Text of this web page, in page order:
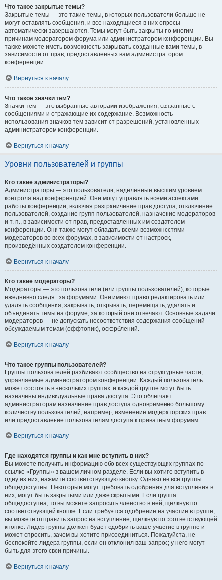
Что такое закрытые темы?
Закрытые темы — это такие темы, в которых пользователи больше не
могут оставлять сообщения, и все находящиеся в них опросы
автоматически завершаются. Темы могут быть закрыты по многим
причинам модератором форума или администратором конференции. Вы
также можете иметь возможность закрывать созданные вами темы, в
зависимости от прав, предоставленных вам администратором
конференции.
Вернуться к началу
Что такое значки тем?
Значки тем — это выбранные авторами изображения, связанные с
сообщениями и отражающие их содержание. Возможность
использования значков тем зависит от разрешений, установленных
администратором конференции.
Вернуться к началу
Уровни пользователей и группы
Кто такие администраторы?
Администраторы — это пользователи, наделённые высшим уровнем
контроля над конференцией. Они могут управлять всеми аспектами
работы конференции, включая разграничение прав доступа, отключение
пользователей, создание групп пользователей, назначение модераторов
и т. п., в зависимости от прав, предоставленных им создателем
конференции. Они также могут обладать всеми возможностями
модераторов во всех форумах, в зависимости от настроек,
произведённых создателем конференции.
Вернуться к началу
Кто такие модераторы?
Модераторы — это пользователи (или группы пользователей), которые
ежедневно следят за форумами. Они имеют право редактировать или
удалять сообщения, закрывать, открывать, перемещать, удалять и
объединять темы на форуме, за который они отвечают. Основные задачи
модераторов — не допускать несоответствия содержания сообщений
обсуждаемым темам (оффтопик), оскорблений.
Вернуться к началу
Что такое группы пользователей?
Группы пользователей разбивают сообщество на структурные части,
управляемые администратором конференции. Каждый пользователь
может состоять в нескольких группах, и каждой группе могут быть
назначены индивидуальные права доступа. Это облегчает
администраторам назначение прав доступа одновременно большому
количеству пользователей, например, изменение модераторских прав
или предоставление пользователям доступа к приватным форумам.
Вернуться к началу
Где находятся группы и как мне вступить в них?
Вы можете получить информацию обо всех существующих группах по
ссылке «Группы» в вашем личном разделе. Если вы хотите вступить в
одну из них, нажмите соответствующую кнопку. Однако не все группы
общедоступны. Некоторые могут требовать одобрения для вступления в
них, могут быть закрытыми или даже скрытыми. Если группа
общедоступна, то вы можете запросить членство в ней, щёлкнув по
соответствующей кнопке. Если требуется одобрение на участие в группе,
вы можете отправить запрос на вступление, щёлкнув по соответствующей
кнопке. Лидер группы должен будет одобрить ваше участие в группе и
может спросить, зачем вы хотите присоединиться. Пожалуйста, не
беспокойте лидера группы, если он отклонил ваш запрос; у него могут
быть для этого свои причины.
Вернуться к началу